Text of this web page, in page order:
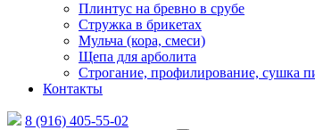
Плинтус на бревно в срубе
Стружка в брикетах
Мульча (кора, смеси)
Щепа для арболита
Строгание, профилирование, сушка
Контакты
8 (916) 405-55-02